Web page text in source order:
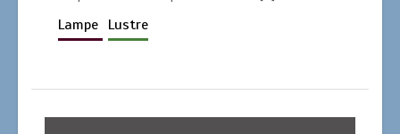
Lampe Lustre